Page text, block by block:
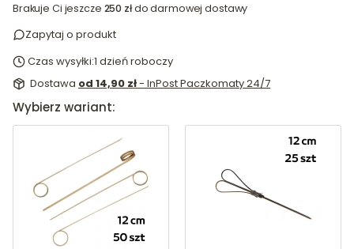
Brakuje Ci jeszcze 250 złdo darmowej dostawy
Zapytaj o produkt
Czas wysyłki:1 dzień roboczy
Dostawa od 14,90 zł- InPost Paczkomaty 24/7
Wybierz wariant: